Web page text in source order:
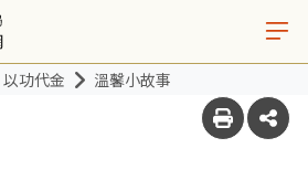
以功代金 溫馨小故事